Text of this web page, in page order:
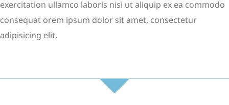
exercitation ullamco laboris nisi ut aliquip ex ea commodo
consequat orem ipsum dolor sit amet, consectetur
adipisicing elit.